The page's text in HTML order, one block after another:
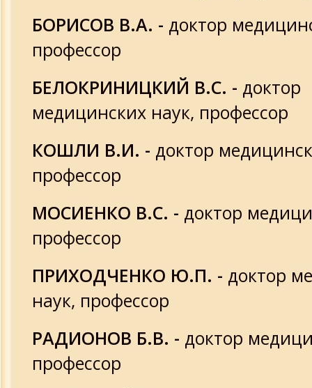
БОРИСОВ В.А. - доктор
профессор
БЕЛОКРИНИЦКИЙ В.С. - доктор
медицинских наук, профессор
КОШЛИ В.И. - доктор
профессор
МОСИЕНКО В.С. - доктор
профессор
ПРИХОДЧЕНКО Ю.П. - доктор
наук, профессор
РАДИОНОВ Б.В. - доктор
профессор